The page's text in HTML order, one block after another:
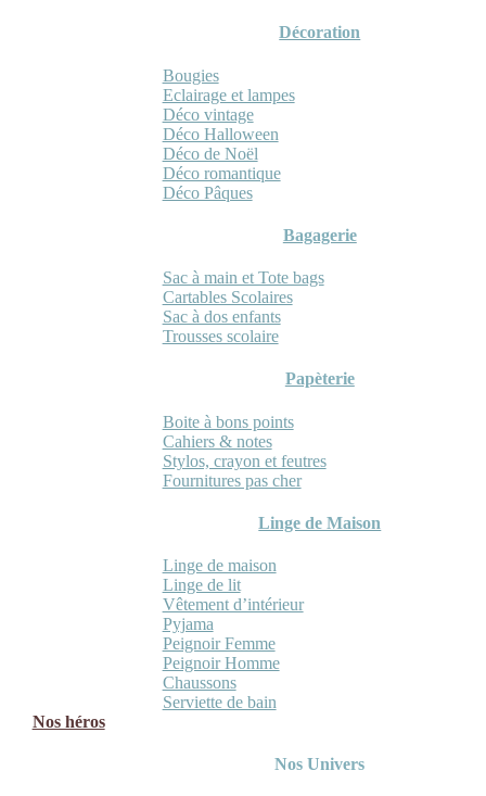
Décoration
Bougies
Eclairage et lampes
Déco vintage
Déco Halloween
Déco de Noël
Déco romantique
Déco Pâques
Bagagerie
Sac à main et Tote bags
Cartables Scolaires
Sac à dos enfants
Trousses scolaire
Papèterie
Boite à bons points
Cahiers & notes
Stylos, crayon et feutres
Fournitures pas cher
Linge de Maison
Linge de maison
Linge de lit
Vêtement d’intérieur
Pyjama
Peignoir Femme
Peignoir Homme
Chaussons
Serviette de bain
Nos héros
Nos Univers